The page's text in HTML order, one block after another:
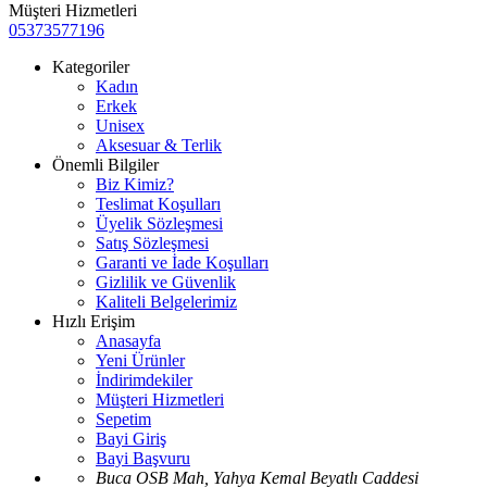
Müşteri Hizmetleri
05373577196
Kategoriler
Kadın
Erkek
Unisex
Aksesuar & Terlik
Önemli Bilgiler
Biz Kimiz?
Teslimat Koşulları
Üyelik Sözleşmesi
Satış Sözleşmesi
Garanti ve İade Koşulları
Gizlilik ve Güvenlik
Kaliteli Belgelerimiz
Hızlı Erişim
Anasayfa
Yeni Ürünler
İndirimdekiler
Müşteri Hizmetleri
Sepetim
Bayi Giriş
Bayi Başvuru
Buca OSB Mah, Yahya Kemal Beyatlı Caddesi